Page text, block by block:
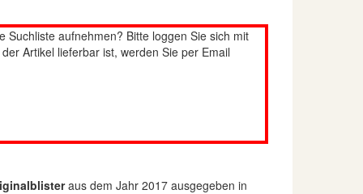
Suchliste aufnehmen? Bitte loggen Sie sich mit
Artikel lieferbar ist, werden Sie per Email
aus dem Jahr 2017 ausgegeben in